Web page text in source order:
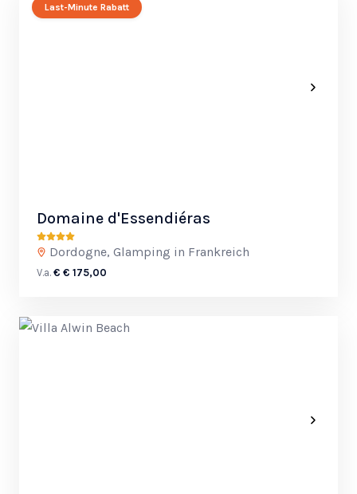
Last-Minute Rabatt
Domaine d'Essendiéras
Dordogne, Glamping in Frankreich
V.a. € € 175,00